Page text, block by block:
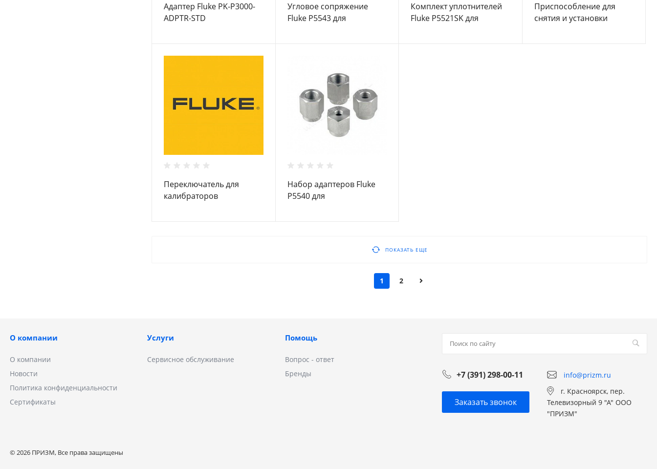
Адаптер Fluke PK-P3000-
ADPTR-STD
Угловое сопряжение
Fluke P5543 для
Комплект уплотнителей
Fluke P5521SK для
Приспособление для
снятия и установки
Переключатель для
калибраторов
Набор адаптеров Fluke
P5540 для
ПОКАЗАТЬ ЕЩЕ
1 2
О компании
О компании
Новости
Политика конфиденциальности
Сертификаты
Услуги
Сервисное обслуживание
Помощь
Вопрос - ответ
Бренды
+7 (391) 298-00-11 info@prizm.ru
Заказать звонок
г. Красноярск, пер.
Телевизорный 9 "А" ООО
"ПРИЗМ"
© 2026 ПРИЗМ, Все права защищены